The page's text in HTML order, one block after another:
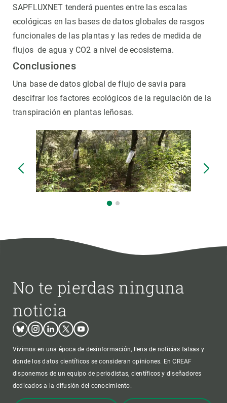
SAPFLUXNET tenderá puentes entre las escalas
ecológicas en las bases de datos globales de rasgos
funcionales de las plantas y las redes de medida de
flujos de agua y CO2 a nivel de ecosistema.
Conclusiones
Una base de datos global de flujo de savia para
descifrar los factores ecológicos de la regulación de la
transpiración en plantas leñosas.
No te pierdas ninguna
noticia
BlueskyInstagram
LinkedinTwitterYoutube
Vivimos en una época de desinformación, llena de noticias falsas y
donde los datos científicos se consideran opiniones. En CREAF
disponemos de un equipo de periodistas, científicos y diseñadores
dedicados a la difusión del conocimiento.